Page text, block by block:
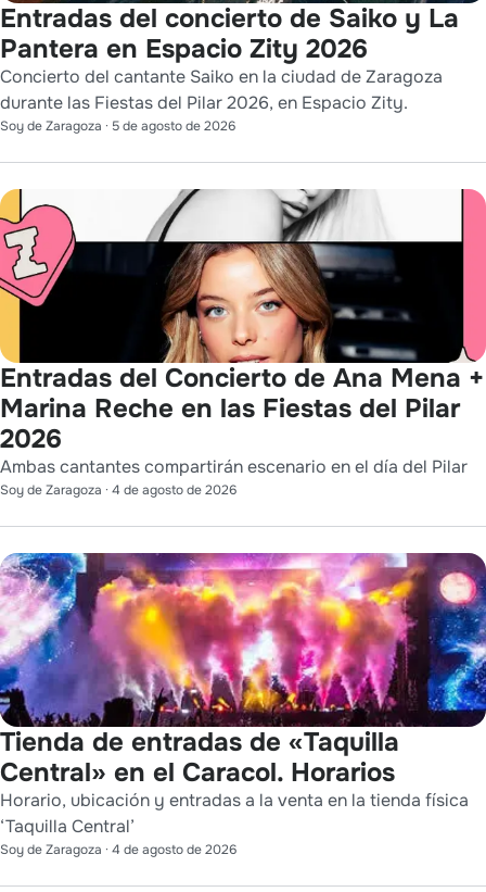
Entradas del concierto de Saiko y La
Pantera en Espacio Zity 2026
Concierto del cantante Saiko en la ciudad de Zaragoza
durante las Fiestas del Pilar 2026, en Espacio Zity.
Soy de Zaragoza · 5 de agosto de 2026
Entradas del Concierto de Ana Mena +
Marina Reche en las Fiestas del Pilar
2026
Ambas cantantes compartirán escenario en el día del Pilar
Soy de Zaragoza · 4 de agosto de 2026
Tienda de entradas de «Taquilla
Central» en el Caracol. Horarios
Horario, ubicación y entradas a la venta en la tienda física
‘Taquilla Central’
Soy de Zaragoza · 4 de agosto de 2026